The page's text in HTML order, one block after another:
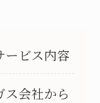
ービス内容
ス会社から